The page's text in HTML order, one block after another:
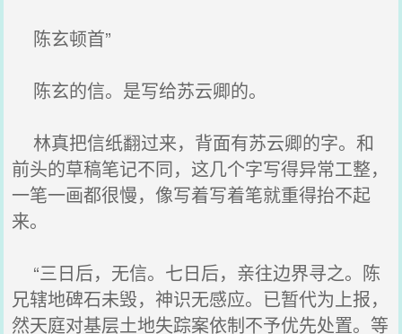
陈玄顿首”
陈玄的信。是写给苏云卿的。
林真把信纸翻过来，背面有苏云卿的字。和
前头的草稿笔记不同，这几个字写得异常工整，
一笔一画都很慢，像写着写着笔就重得抬不起
来。
“三日后，无信。七日后，亲往边界寻之。陈
兄辖地碑石未毁，神识无感应。已暂代为上报，
然天庭对基层土地失踪案依制不予优先处置。等